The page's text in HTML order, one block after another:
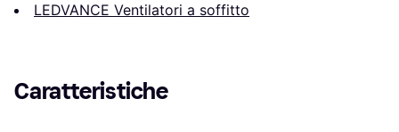
LEDVANCE Ventilatori a soffitto
Caratteristiche